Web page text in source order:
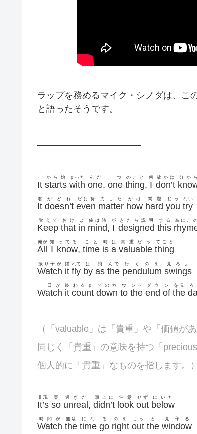
ラップを務めるマイク・シノダは、こ
と語ったそうです。
———————————–
It
一
starts
から始
with
まった
one
んだ
, one
一つ
thing
のこと
, I
何
don’t
故かは 分から
It
君
doesn’t
がどれ
even
だけ努
matter
力した
how
かは
hard
問題
you
じゃ
try
ない
Keep
覚えて
that
おけ
in
よ
mind
俺は時
, I
が
designed
きたら説明
this
する 為にこ
All
俺が
I
知
know
ってる
, time
こと
is
時
a
は
valuable
貴重だっ
thing
てこと
Watch
振り子が
it
揺
fly
れて
by
は
as
飛
the
んで
pendulum
行くのを
swings
見ろよ
Watch
一日が
it
終
count
わるま
down
でのカ
to
ウ
the
ント
end
ダウ
of
ン
the
を見 ろ
（「 valuable」は「貴重」や「価値があ
同じく「貴重」の意味を持つ「
個人的に「貴重」なものを指します。）
It’s
非現
so
実
unreal
過ぎだ
, didn’t
頭上に
look
注意
out
せず
below
にいた
Watch
時間が
the
無駄
time
にな
go
る
right
のを
out
じっ
the
と
window
見守る